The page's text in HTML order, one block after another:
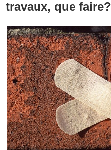
travaux, que faire?